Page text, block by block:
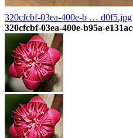
320cfcbf-03ea-400e-b … d0f5.jpg
320cfcbf-03ea-400e-b95a-